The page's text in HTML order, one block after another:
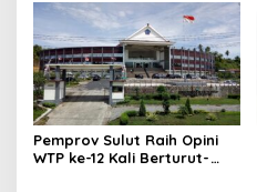
Pemprov Sulut Raih Opini
WTP ke-12 Kali Berturut-